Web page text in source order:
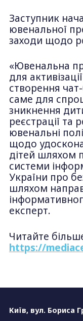
Заступник
ювенальної
заходи щодо
«Ювенальна
для
створення
саме для
зникнення
реєстрації та
ювенальні
щодо
дітей шляхом
системи
України про
шляхом
експерт.
Читайте
https://
Київ, вул. Бориса